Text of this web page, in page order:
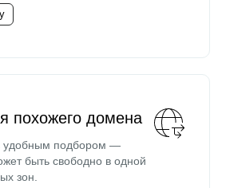
похожего домена
удобным подбором —
быть свободно в одной
зон.